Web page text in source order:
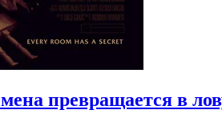
превращается в